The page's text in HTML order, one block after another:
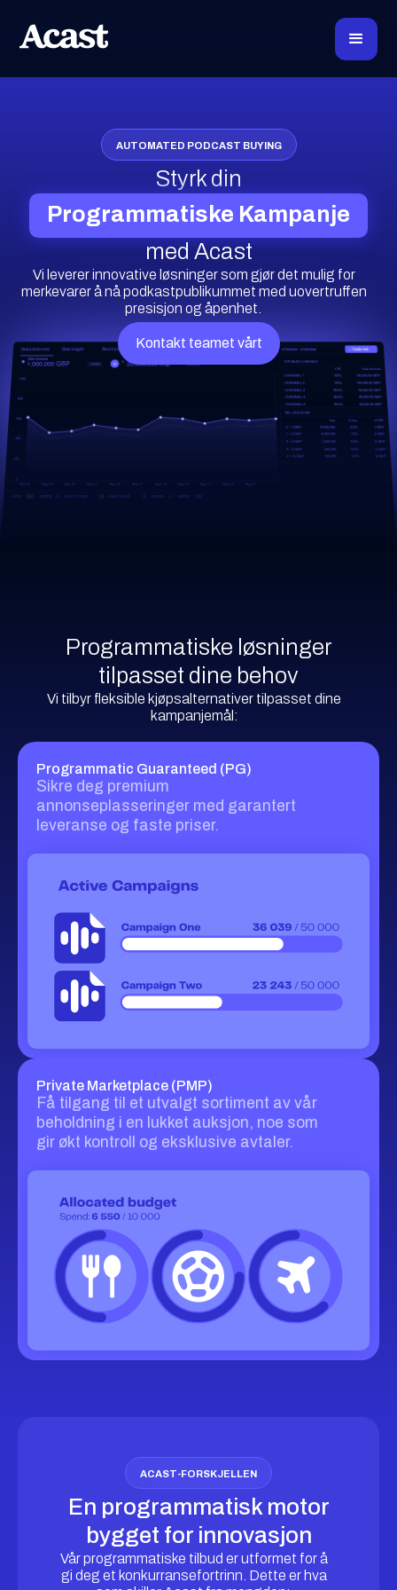
AUTOMATED PODCAST BUYING
Styrk din
Programmatiske Kampanje
med Acast
Vi leverer innovative løsninger som gjør det mulig for
merkevarer å nå podkastpublikummet med uovertruffen
presisjon og åpenhet.
Kontakt teamet vårt
Programmatiske løsninger
tilpasset dine behov
Vi tilbyr fleksible kjøpsalternativer tilpasset dine
kampanjemål:
Programmatic Guaranteed (PG)
Sikre deg premium
annonseplasseringer med garantert
leveranse og faste priser.
Private Marketplace (PMP)
Få tilgang til et utvalgt sortiment av vår
beholdning i en lukket auksjon, noe som
gir økt kontroll og eksklusive avtaler.
ACAST-FORSKJELLEN
En programmatisk motor
bygget for innovasjon
Vår programmatiske tilbud er utformet for å
gi deg et konkurransefortrinn. Dette er hva